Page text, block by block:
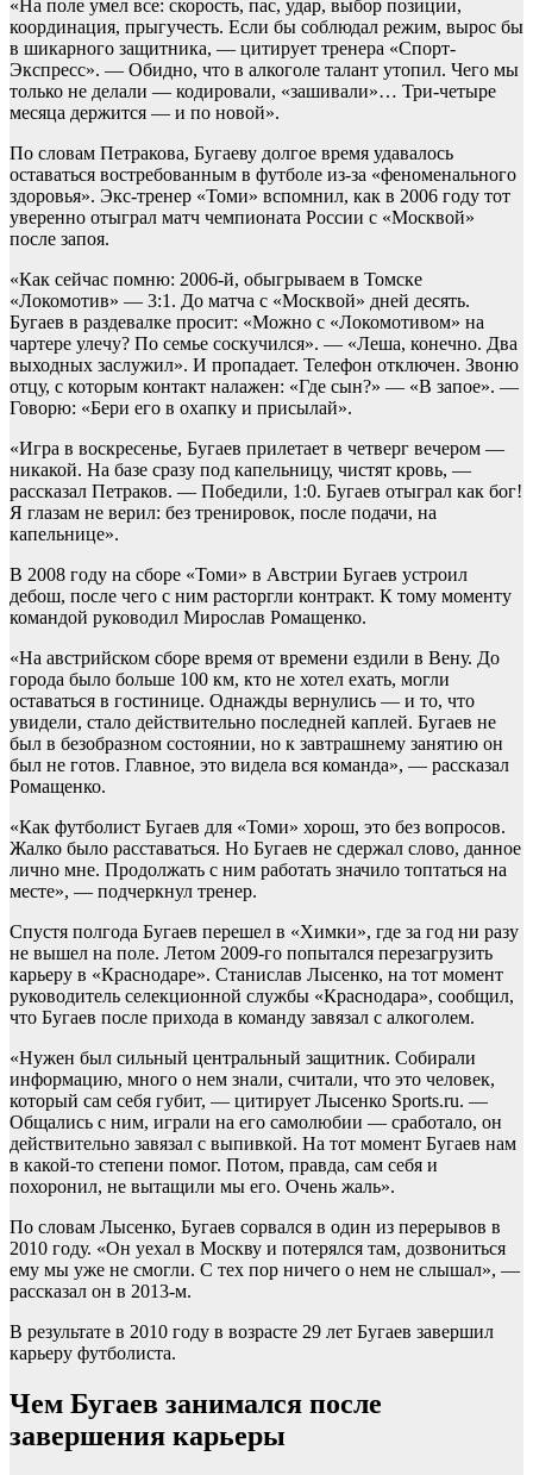
«На поле умел все: скорость, пас, удар, выбор позиции,
координация, прыгучесть. Если бы соблюдал режим, вырос бы
в шикарного защитника, — цитирует тренера «Спорт-
Экспресс». — Обидно, что в алкоголе талант утопил. Чего мы
только не делали — кодировали, «зашивали»… Три-четыре
месяца держится — и по новой».
По словам Петракова, Бугаеву долгое время удавалось
оставаться востребованным в футболе из-за «феноменального
здоровья». Экс-тренер «Томи» вспомнил, как в 2006 году тот
уверенно отыграл матч чемпионата России с «Москвой»
после запоя.
«Как сейчас помню: 2006-й, обыгрываем в Томске
«Локомотив» — 3:1. До матча с «Москвой» дней десять.
Бугаев в раздевалке просит: «Можно с «Локомотивом» на
чартере улечу? По семье соскучился». — «Леша, конечно. Два
выходных заслужил». И пропадает. Телефон отключен. Звоню
отцу, с которым контакт налажен: «Где сын?» — «В запое». —
Говорю: «Бери его в охапку и присылай».
«Игра в воскресенье, Бугаев прилетает в четверг вечером —
никакой. На базе сразу под капельницу, чистят кровь, —
рассказал Петраков. — Победили, 1:0. Бугаев отыграл как бог!
Я глазам не верил: без тренировок, после подачи, на
капельнице».
В 2008 году на сборе «Томи» в Австрии Бугаев устроил
дебош, после чего с ним расторгли контракт. К тому моменту
командой руководил Мирослав Ромащенко.
«На австрийском сборе время от времени ездили в Вену. До
города было больше 100 км, кто не хотел ехать, могли
оставаться в гостинице. Однажды вернулись — и то, что
увидели, стало действительно последней каплей. Бугаев не
был в безобразном состоянии, но к завтрашнему занятию он
был не готов. Главное, это видела вся команда», — рассказал
Ромащенко.
«Как футболист Бугаев для «Томи» хорош, это без вопросов.
Жалко было расставаться. Но Бугаев не сдержал слово, данное
лично мне. Продолжать с ним работать значило топтаться на
месте», — подчеркнул тренер.
Спустя полгода Бугаев перешел в «Химки», где за год ни разу
не вышел на поле. Летом 2009-го попытался перезагрузить
карьеру в «Краснодаре». Станислав Лысенко, на тот момент
руководитель селекционной службы «Краснодара», сообщил,
что Бугаев после прихода в команду завязал с алкоголем.
«Нужен был сильный центральный защитник. Собирали
информацию, много о нем знали, считали, что это человек,
который сам себя губит, — цитирует Лысенко Sports.ru. —
Общались с ним, играли на его самолюбии — сработало, он
действительно завязал с выпивкой. На тот момент Бугаев нам
в какой-то степени помог. Потом, правда, сам себя и
похоронил, не вытащили мы его. Очень жаль».
По словам Лысенко, Бугаев сорвался в один из перерывов в
2010 году. «Он уехал в Москву и потерялся там, дозвониться
ему мы уже не смогли. С тех пор ничего о нем не слышал», —
рассказал он в 2013-м.
В результате в 2010 году в возрасте 29 лет Бугаев завершил
карьеру футболиста.
Чем Бугаев занимался после
завершения карьеры